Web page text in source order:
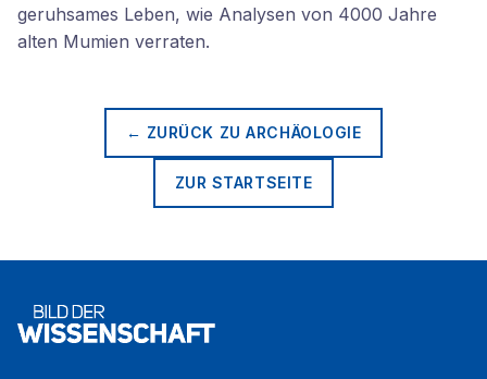
geruhsames Leben, wie Analysen von 4000 Jahre
alten Mumien verraten.
← ZURÜCK ZUARCHÄOLOGIE
ZUR STARTSEITE